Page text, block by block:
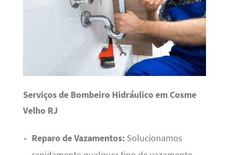
Serviços de Bombeiro Hidráulico em Cosme
Velho RJ
Reparo de Vazamentos:Solucionamos